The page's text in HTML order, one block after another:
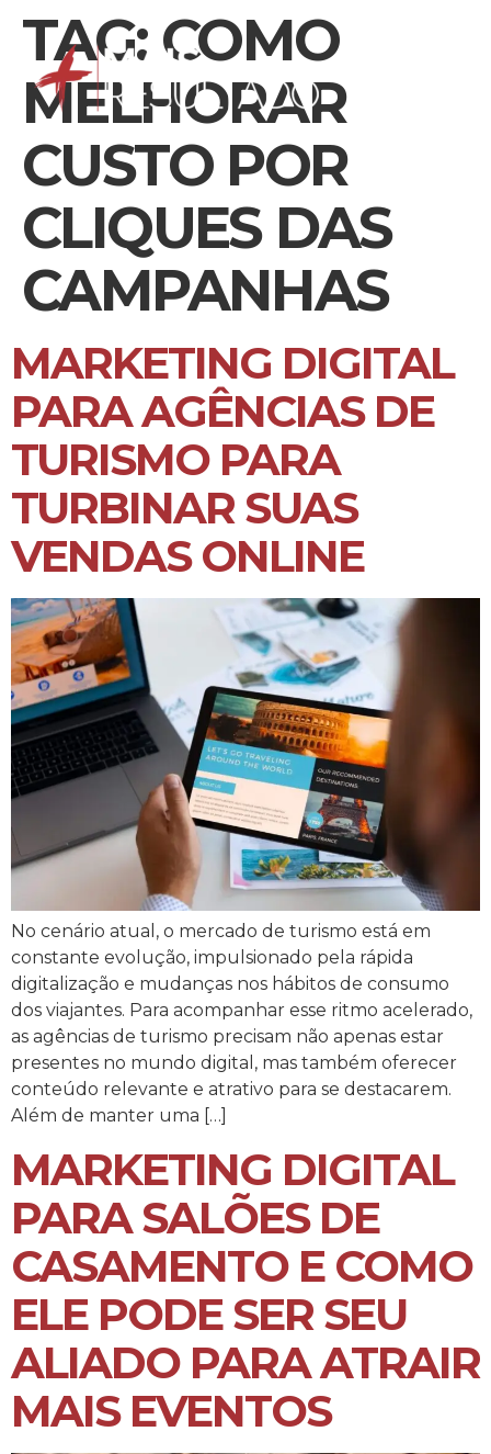
TAG: COMO
MELHORAR
CUSTO POR
CLIQUES DAS
CAMPANHAS
MARKETING DIGITAL
PARA AGÊNCIAS DE
TURISMO PARA
TURBINAR SUAS
VENDAS ONLINE
No cenário atual, o mercado de turismo está em
constante evolução, impulsionado pela rápida
digitalização e mudanças nos hábitos de consumo
dos viajantes. Para acompanhar esse ritmo acelerado,
as agências de turismo precisam não apenas estar
presentes no mundo digital, mas também oferecer
conteúdo relevante e atrativo para se destacarem.
Além de manter uma […]
MARKETING DIGITAL
PARA SALÕES DE
CASAMENTO E COMO
ELE PODE SER SEU
ALIADO PARA ATRAIR
MAIS EVENTOS